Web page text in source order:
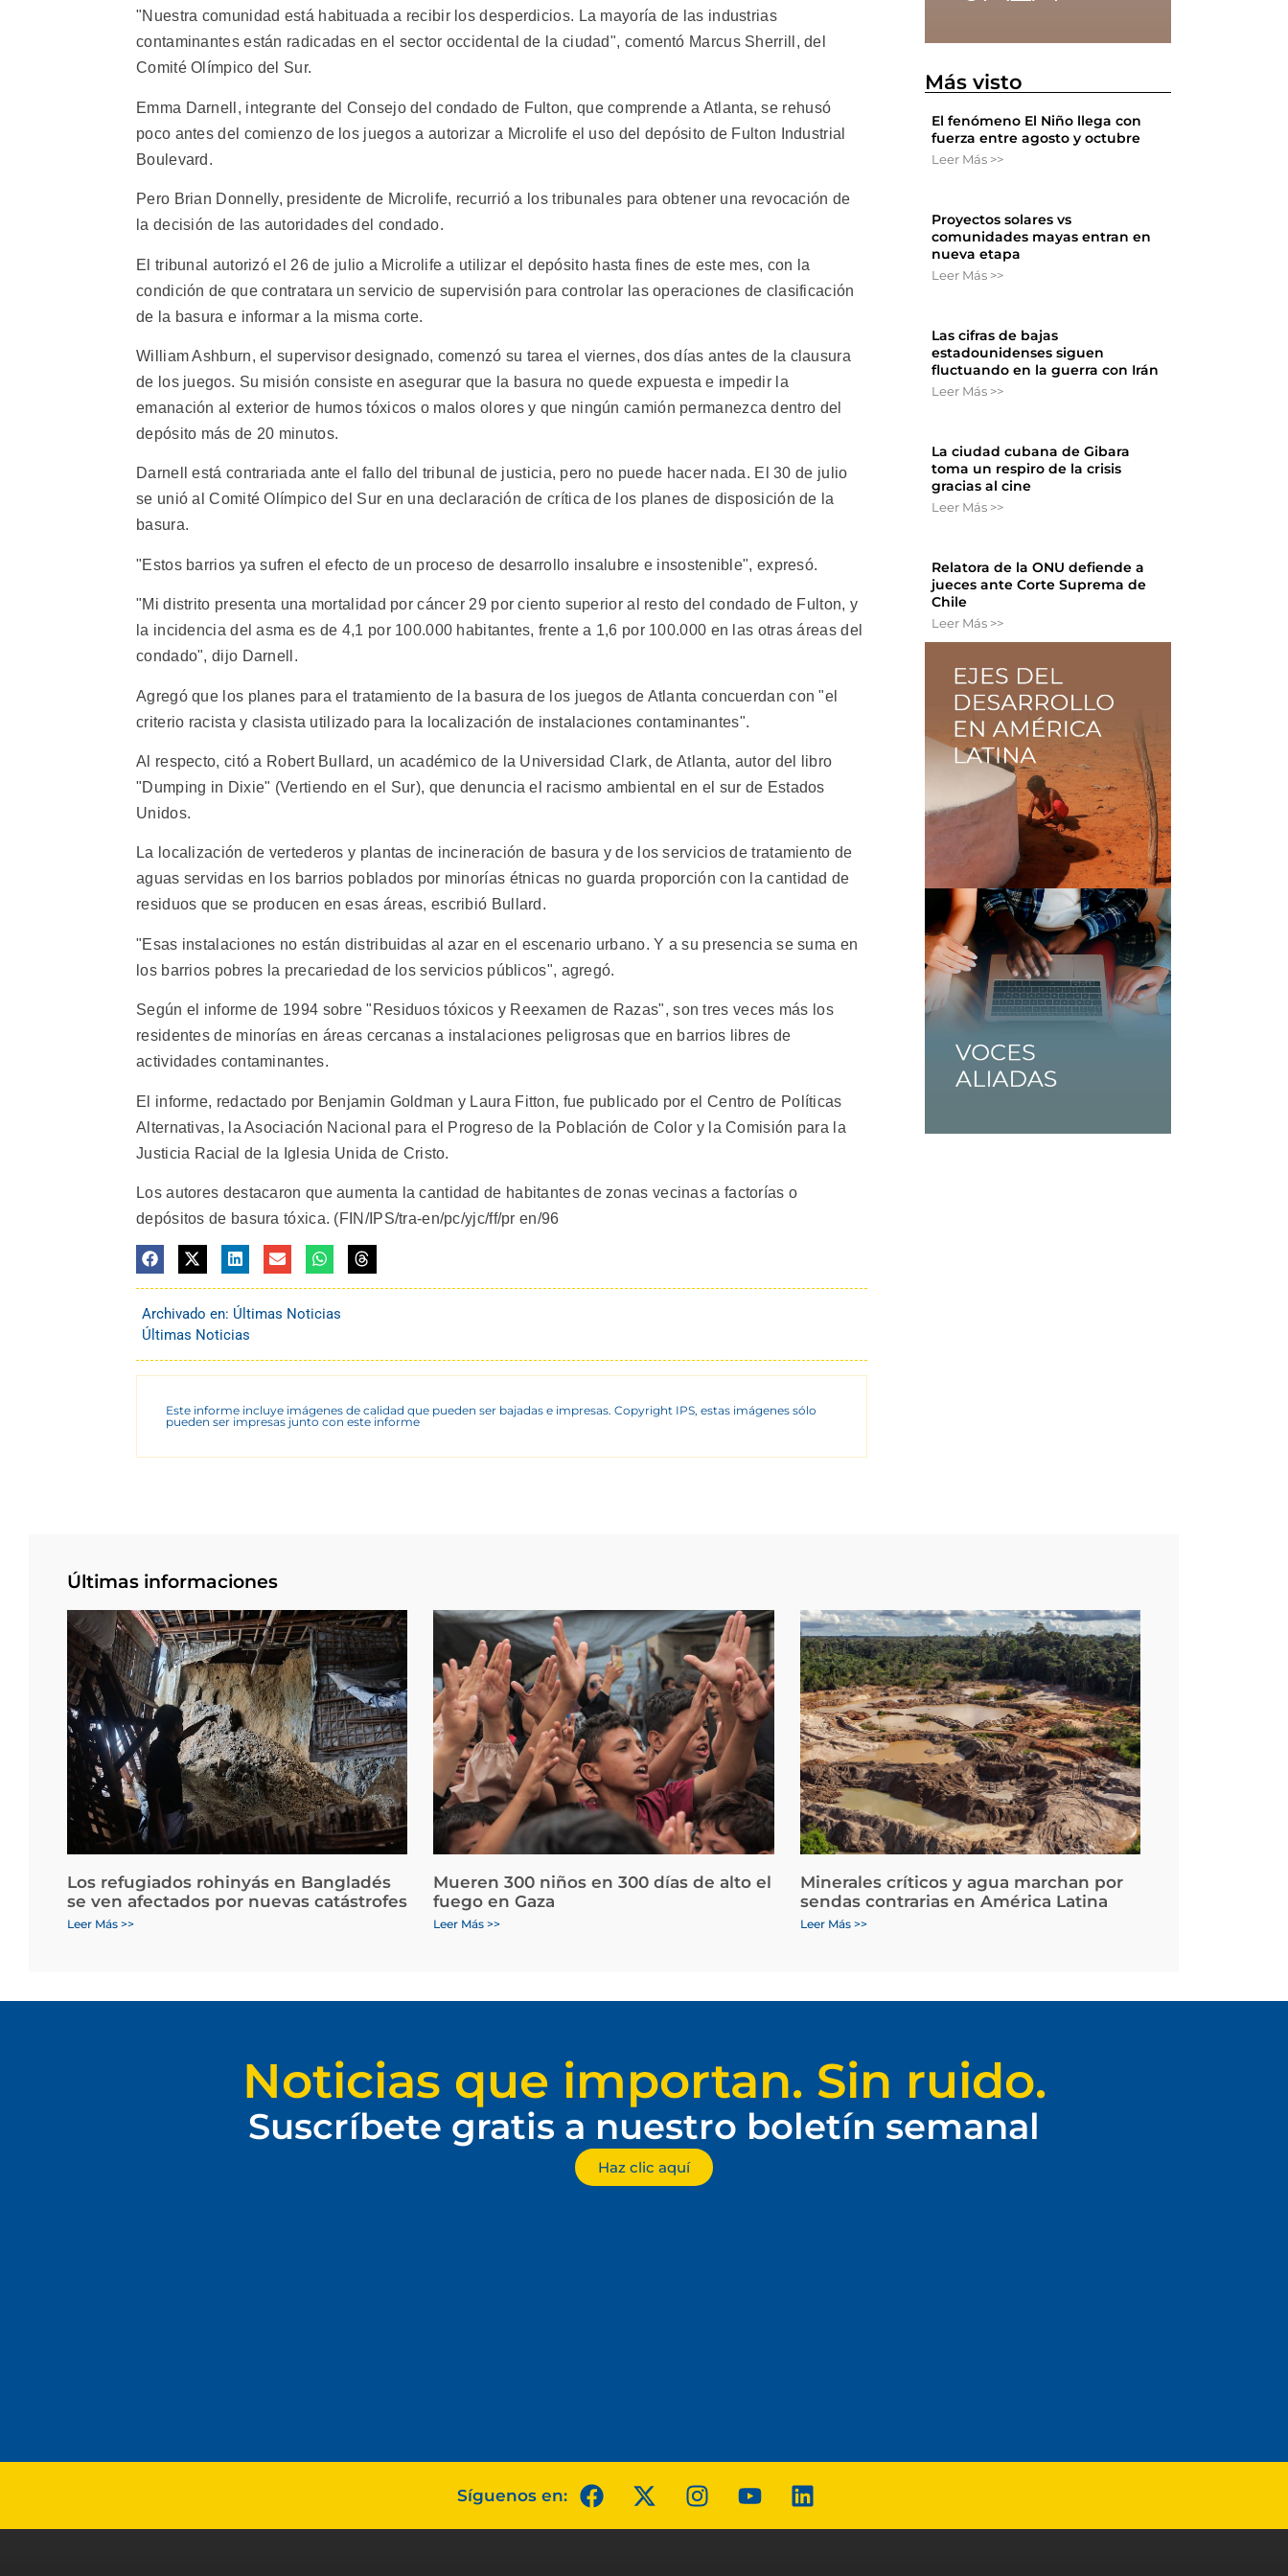
"Nuestra comunidad está habituada a recibir los desperdicios. La mayoría de las industrias
contaminantes están radicadas en el sector occidental de la ciudad", comentó Marcus Sherrill, del
Comité Olímpico del Sur.
Emma Darnell, integrante del Consejo del condado de Fulton, que comprende a Atlanta, se rehusó
poco antes del comienzo de los juegos a autorizar a Microlife el uso del depósito de Fulton Industrial
Boulevard.
Pero Brian Donnelly, presidente de Microlife, recurrió a los tribunales para obtener una revocación de
la decisión de las autoridades del condado.
El tribunal autorizó el 26 de julio a Microlife a utilizar el depósito hasta fines de este mes, con la
condición de que contratara un servicio de supervisión para controlar las operaciones de clasificación
de la basura e informar a la misma corte.
William Ashburn, el supervisor designado, comenzó su tarea el viernes, dos días antes de la clausura
de los juegos. Su misión consiste en asegurar que la basura no quede expuesta e impedir la
emanación al exterior de humos tóxicos o malos olores y que ningún camión permanezca dentro del
depósito más de 20 minutos.
Darnell está contrariada ante el fallo del tribunal de justicia, pero no puede hacer nada. El 30 de julio
se unió al Comité Olímpico del Sur en una declaración de crítica de los planes de disposición de la
basura.
"Estos barrios ya sufren el efecto de un proceso de desarrollo insalubre e insostenible", expresó.
"Mi distrito presenta una mortalidad por cáncer 29 por ciento superior al resto del condado de Fulton, y
la incidencia del asma es de 4,1 por 100.000 habitantes, frente a 1,6 por 100.000 en las otras áreas del
condado", dijo Darnell.
Agregó que los planes para el tratamiento de la basura de los juegos de Atlanta concuerdan con "el
criterio racista y clasista utilizado para la localización de instalaciones contaminantes".
Al respecto, citó a Robert Bullard, un académico de la Universidad Clark, de Atlanta, autor del libro
"Dumping in Dixie" (Vertiendo en el Sur), que denuncia el racismo ambiental en el sur de Estados
Unidos.
La localización de vertederos y plantas de incineración de basura y de los servicios de tratamiento de
aguas servidas en los barrios poblados por minorías étnicas no guarda proporción con la cantidad de
residuos que se producen en esas áreas, escribió Bullard.
"Esas instalaciones no están distribuidas al azar en el escenario urbano. Y a su presencia se suma en
los barrios pobres la precariedad de los servicios públicos", agregó.
Según el informe de 1994 sobre "Residuos tóxicos y Reexamen de Razas", son tres veces más los
residentes de minorías en áreas cercanas a instalaciones peligrosas que en barrios libres de
actividades contaminantes.
El informe, redactado por Benjamin Goldman y Laura Fitton, fue publicado por el Centro de Políticas
Alternativas, la Asociación Nacional para el Progreso de la Población de Color y la Comisión para la
Justicia Racial de la Iglesia Unida de Cristo.
Los autores destacaron que aumenta la cantidad de habitantes de zonas vecinas a factorías o
depósitos de basura tóxica. (FIN/IPS/tra-en/pc/yjc/ff/pr en/96
Archivado en: Últimas Noticias
Últimas Noticias
Este informe incluye imágenes de calidad que pueden ser bajadas e impresas. Copyright IPS, estas imágenes sólo
pueden ser impresas junto con este informe
Más visto
El fenómeno El Niño llega con
fuerza entre agosto y octubre
Leer Más >>
Proyectos solares vs
comunidades mayas entran en
nueva etapa
Leer Más >>
Las cifras de bajas
estadounidenses siguen
fluctuando en la guerra con Irán
Leer Más >>
La ciudad cubana de Gibara
toma un respiro de la crisis
gracias al cine
Leer Más >>
Relatora de la ONU defiende a
jueces ante Corte Suprema de
Chile
Leer Más >>
Últimas informaciones
Los refugiados rohinyás en Bangladés
se ven afectados por nuevas catástrofes
Leer Más >>
Mueren 300 niños en 300 días de alto el
fuego en Gaza
Leer Más >>
Minerales críticos y agua marchan por
sendas contrarias en América Latina
Leer Más >>
Noticias que importan. Sin ruido.
Suscríbete gratis a nuestro boletín semanal
Haz clic aquí
Síguenos en: